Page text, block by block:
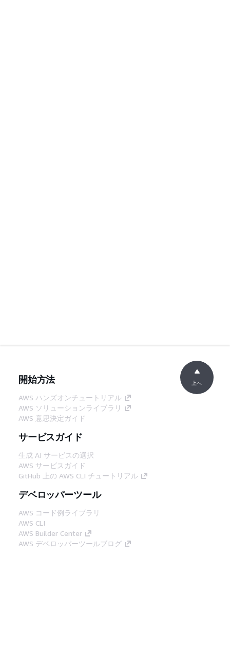
開始方法
AWS ハンズオンチュートリアル
AWS ソリューションライブラリ
AWS 意思決定ガイド
サービスガイド
生成 AI サービスの選択
AWS サービスガイド
GitHub 上の AWS CLI チュートリアル
デベロッパーツール
AWS コード例ライブラリ
AWS CLI
AWS Builder Center
AWS デベロッパーツールブログ
上へ